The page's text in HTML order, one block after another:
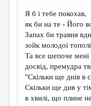
ТРЕДИАКОВСКИЙ
МЕДИА
ВКОНТАКТЕ
Я б і тебе покохав,
як би на те - Його
Запах би травня
зойк молодої
Та все шепоче мені
досвід, премудра
"Скільки ще днів в
Скільки ще див у
в хвилі, що плине